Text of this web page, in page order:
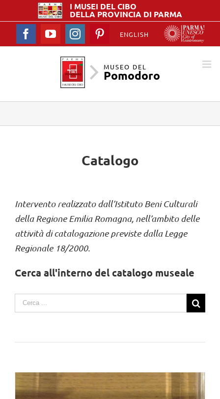
I MUSEI DELCIBO
DELLA PROVINCIA DI PARMA
ENGLISH
FacebookYouTubeInstagramPinterest
MUSEO DEL
Pomodoro
Catalogo
Intervento realizzato dall’Istituto Beni Culturali
della Regione Emilia Romagna, nell’ambito delle
attività di catalogazione previste dalla Legge
Regionale 18/2000.
Cerca all'interno del catalogo museale
Search
for: